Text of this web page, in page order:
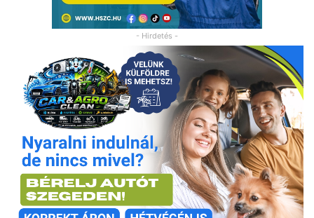
- Hirdetés -